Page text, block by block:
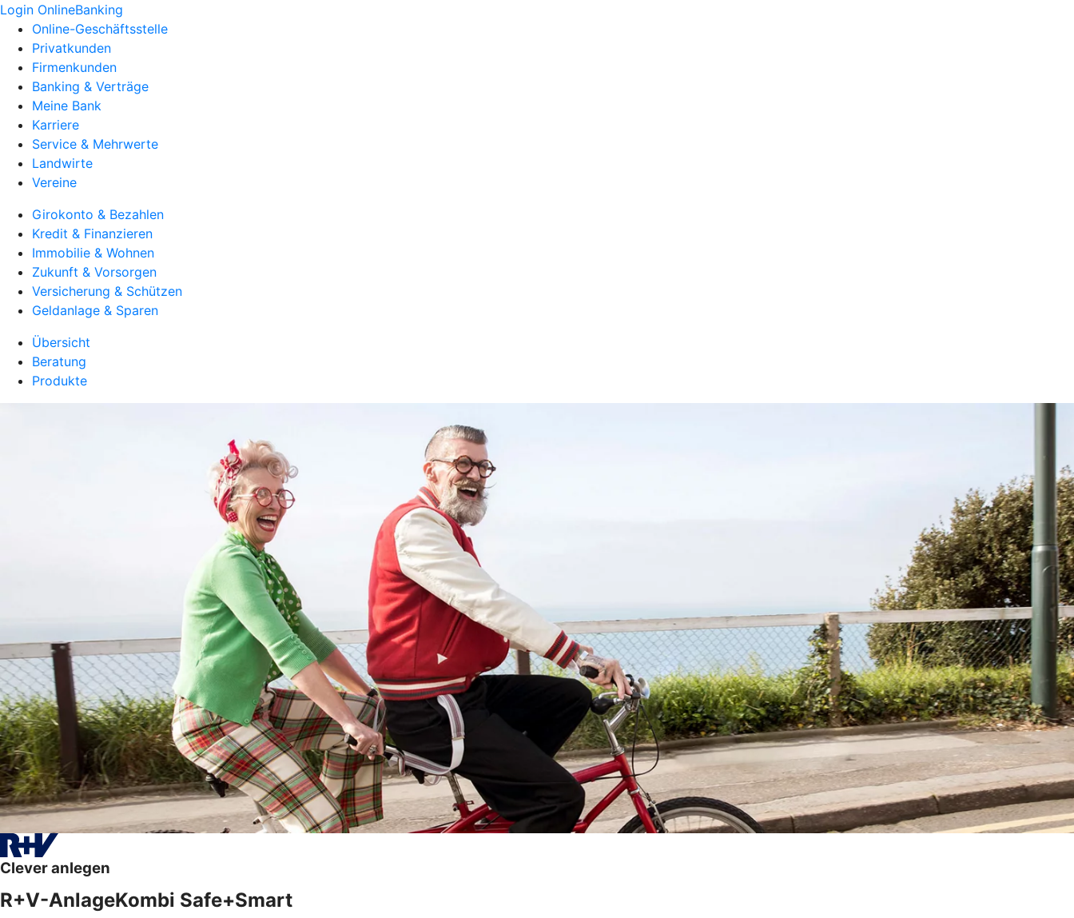
Login OnlineBanking
Online-Geschäftsstelle
Privatkunden
Firmenkunden
Banking & Verträge
Meine Bank
Karriere
Service & Mehrwerte
Landwirte
Vereine
Girokonto & Bezahlen
Kredit & Finanzieren
Immobilie & Wohnen
Zukunft & Vorsorgen
Versicherung & Schützen
Geldanlage & Sparen
Übersicht
Beratung
Produkte
Clever anlegen
R+V-AnlageKombi Safe+Smart